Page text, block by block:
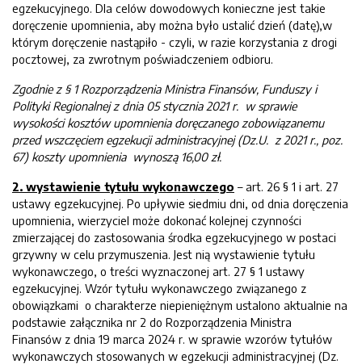
egzekucyjnego. Dla celów dowodowych konieczne jest takie
doręczenie upomnienia, aby można było ustalić dzień (datę),w
którym doręczenie nastąpiło - czyli, w razie korzystania z drogi
pocztowej, za zwrotnym poświadczeniem odbioru.
Zgodnie z § 1 Rozporządzenia Ministra Finansów, Funduszy i
Polityki Regionalnej z dnia 05 stycznia 2021 r. w sprawie
wysokości kosztów upomnienia doręczanego zobowiązanemu
przed wszczęciem egzekucji administracyjnej (Dz.U. z 2021 r., poz.
67) koszty upomnienia wynoszą 16,00 zł.
2. wystawienie tytułu wykonawczego – art. 26 § 1 i art. 27
ustawy egzekucyjnej. Po upływie siedmiu dni, od dnia doręczenia
upomnienia, wierzyciel może dokonać kolejnej czynności
zmierzającej do zastosowania środka egzekucyjnego w postaci
grzywny w celu przymuszenia. Jest nią wystawienie tytułu
wykonawczego, o treści wyznaczonej art. 27 § 1 ustawy
egzekucyjnej. Wzór tytułu wykonawczego związanego z
obowiązkami o charakterze niepieniężnym ustalono aktualnie na
podstawie załącznika nr 2 do Rozporządzenia Ministra
Finansów z dnia 19 marca 2024 r. w sprawie wzorów tytułów
wykonawczych stosowanych w egzekucji administracyjnej (Dz.